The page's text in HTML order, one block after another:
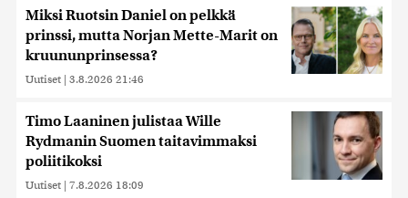
Miksi Ruotsin Daniel on pelkkä
prinssi, mutta Norjan Mette-Marit on
kruununprinsessa?
Uutiset | 3.8.2026 21:46
Timo Laaninen julistaa Wille
Rydmanin Suomen taitavimmaksi
poliitikoksi
Uutiset | 7.8.2026 18:09